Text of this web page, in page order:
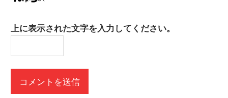
上に表示された文字を入力してください。